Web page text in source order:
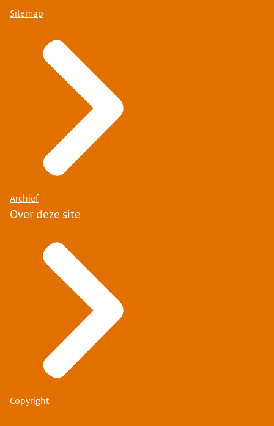
Sitemap
Archief
Over deze site
Copyright